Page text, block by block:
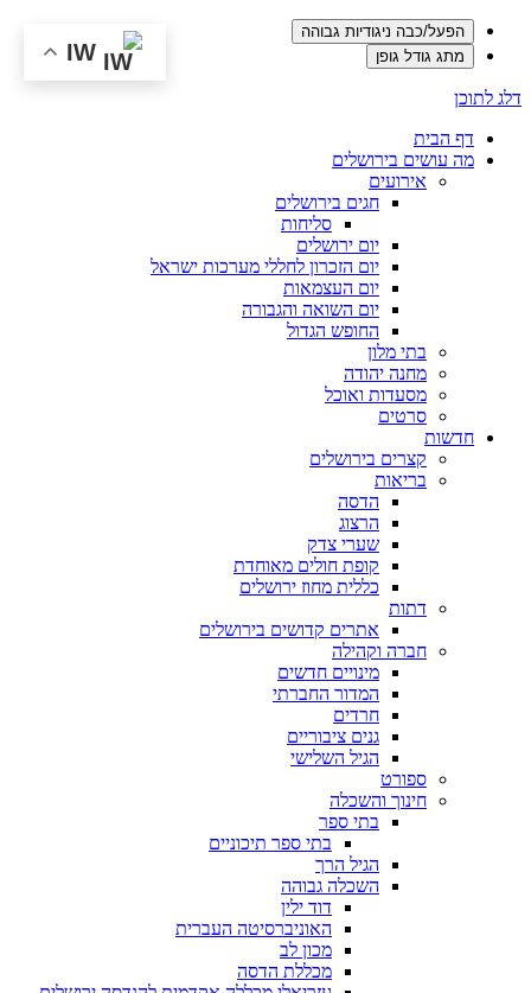
הפעל/כבה ניגודיות גבוהה
מתג גודל גופן
דלג לתוכן
דף הבית
מה עושים בירושלים
אירועים
חגים בירושלים
סליחות
יום ירושלים
יום הזכרון לחללי מערכות ישראל
יום העצמאות
יום השואה והגבורה
החופש הגדול
בתי מלון
מחנה יהודה
מסעדות ואוכל
סרטים
חדשות
קצרים בירושלים
בריאות
הדסה
הרצוג
שערי צדק
קופת חולים מאוחדת
כללית מחוז ירושלים
דתות
אתרים קדושים בירושלים
חברה וקהילה
מינויים חדשים
המדור החברתי
חרדים
גנים ציבוריים
הגיל השלישי
ספורט
חינוך והשכלה
בתי ספר
בתי ספר תיכוניים
הגיל הרך
השכלה גבוהה
דוד ילין
האוניברסיטה העברית
מכון לב
מכללת הדסה
IW